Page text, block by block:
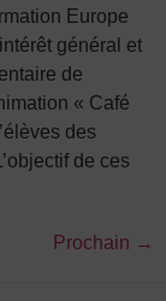
Europe
général et
de
« Café
des
de ces
Prochain →